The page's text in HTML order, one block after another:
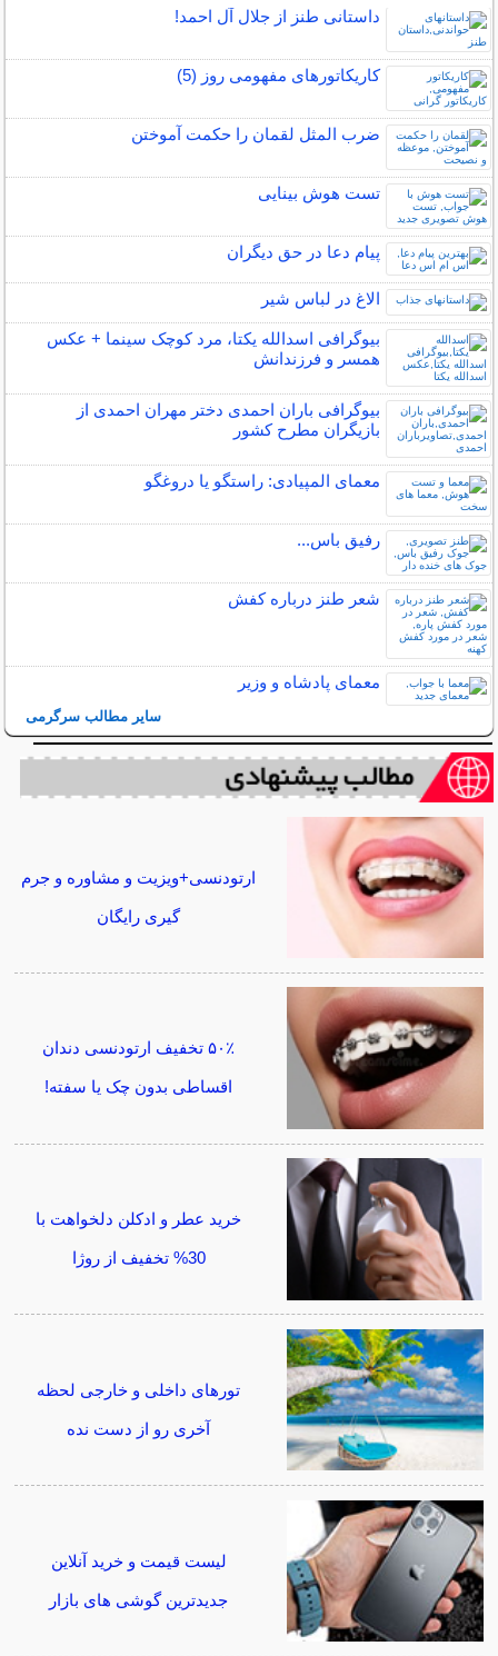
داستانی طنز از جلال آل احمد!
کاریکاتورهای مفهومی روز (5)
ضرب المثل لقمان را حکمت آموختن
تست هوش بینایی
پیام دعا در حق دیگران
الاغ در لباس شیر
بیوگرافی اسدالله یکتا، مرد کوچک سینما + عکس
همسر و فرزندانش
بیوگرافی باران احمدی دختر مهران احمدی از
بازیگران مطرح کشور
معمای المپیادی: راستگو یا دروغگو
رفیق باس...
شعر طنز درباره کفش
معمای پادشاه و وزیر
سایر مطالب سرگرمی
ارتودنسی+ویزیت و مشاوره و جرم
گیری رایگان
۵۰٪ تخفیف ارتودنسی دندان
اقساطی بدون چک یا سفته!
خرید عطر و ادکلن دلخواهت با
30% تخفیف از روژا
تورهای داخلی و خارجی لحظه
آخری رو از دست نده
لیست قیمت و خرید آنلاین
جدیدترین گوشی های بازار